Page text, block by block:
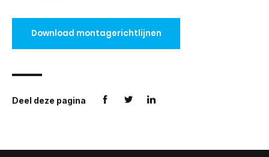
Download montagerichtlijnen
Deel deze pagina